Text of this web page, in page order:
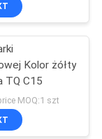
910
Kolor żółty
TQ C15
MOQ:1 szt